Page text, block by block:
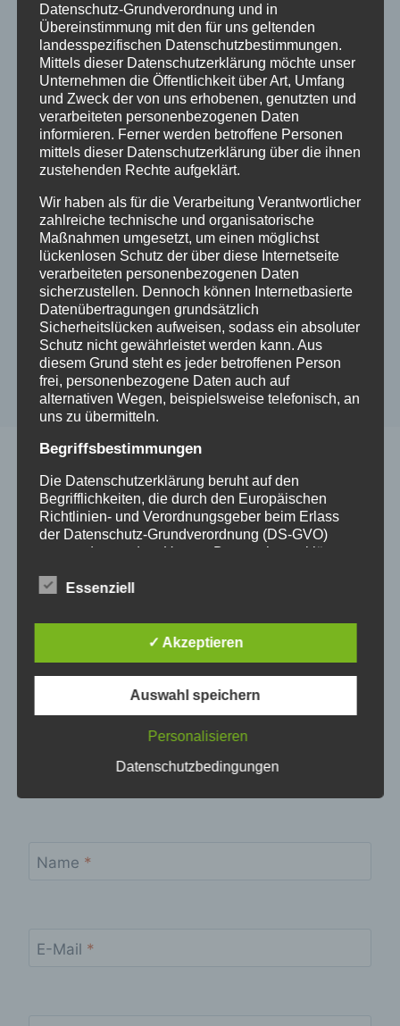
Heike Dubis Art: Kleinostheimer
Störche
2021-03-03 Heike Dubis Art
Schreibe einen Kommentar
Deine E-Mail-Adresse wird nicht veröffentlicht.
Erforderliche Felder sind mit
markiert
Name *
E-Mail *
Datenschutz-Grundverordnung und in
Übereinstimmung mit den für uns geltenden
landesspezifischen Datenschutzbestimmungen.
Mittels dieser Datenschutzerklärung möchte unser
Unternehmen die Öffentlichkeit über Art, Umfang
und Zweck der von uns erhobenen, genutzten und
verarbeiteten personenbezogenen Daten
informieren. Ferner werden betroffene Personen
mittels dieser Datenschutzerklärung über die ihnen
zustehenden Rechte aufgeklärt.
Wir haben als für die Verarbeitung Verantwortlicher
zahlreiche technische und organisatorische
Maßnahmen umgesetzt, um einen möglichst
lückenlosen Schutz der über diese Internetseite
verarbeiteten personenbezogenen Daten
sicherzustellen. Dennoch können Internetbasierte
Datenübertragungen grundsätzlich
Sicherheitslücken aufweisen, sodass ein absoluter
Schutz nicht gewährleistet werden kann. Aus
diesem Grund steht es jeder betroffenen Person
frei, personenbezogene Daten auch auf
alternativen Wegen, beispielsweise telefonisch, an
uns zu übermitteln.
Begriffsbestimmungen
Die Datenschutzerklärung beruht auf den
Begrifflichkeiten, die durch den Europäischen
Richtlinien- und Verordnungsgeber beim Erlass
der Datenschutz-Grundverordnung (DS-GVO)
verwendet wurden. Unsere Datenschutzerklärung
unsere Kunden und Geschäftspartner einfach
gewährleisten, möchten wir vorab die verwendeten
Begrifflichkeiten erläutern.
Wir verwenden in dieser Datenschutzerklärung
unter anderem die folgenden Begriffe:
Informationen, die sich auf eine identifizierte
insbesondere mittels Zuordnung zu einer
physischen, physiologischen, genetischen,
Essenziell
✓ Akzeptieren
Auswahl speichern
Personalisieren
Datenschutzbedingungen